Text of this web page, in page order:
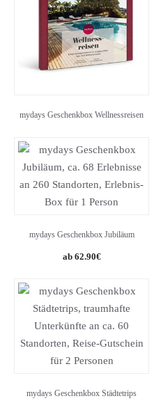
mydays Geschenkbox Wellnessreisen
mydays Geschenkbox Jubiläum
62.90€
mydays Geschenkbox Städtetrips